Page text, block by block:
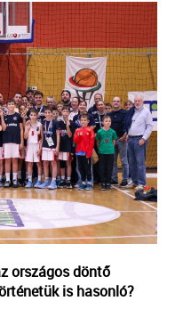
országos döntő
is hasonló?